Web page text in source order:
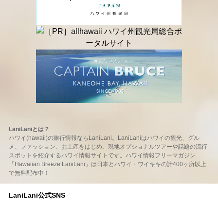
LaniLaniとは？
ハワイ(hawaii)の旅行情報ならLaniLani。LaniLaniはハワイの観光、グル
メ、ファッション、お土産をはじめ、現地オプショナルツアーや話題の流行
スポットを紹介するハワイ情報サイトです。ハワイ情報フリーマガジン
「Hawaiian Breeze LaniLani」は日本とハワイ・ワイキキの計400ヶ所以上
で無料配布中！
LaniLani公式SNS